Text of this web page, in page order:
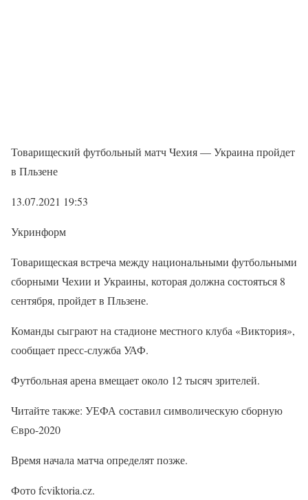
Товарищеский футбольный матч Чехия — Украина пройдет
в Пльзене
13.07.2021 19:53
Укринформ
Товарищеская встреча между национальными футбольными
сборными Чехии и Украины, которая должна состояться 8
сентября, пройдет в Пльзене.
Команды сыграют на стадионе местного клуба «Виктория»,
сообщает пресс-служба УАФ.
Футбольная арена вмещает около 12 тысяч зрителей.
Читайте также: УЕФА составил символическую сборную
Євро-2020
Время начала матча определят позже.
Фото fcviktoria.cz.